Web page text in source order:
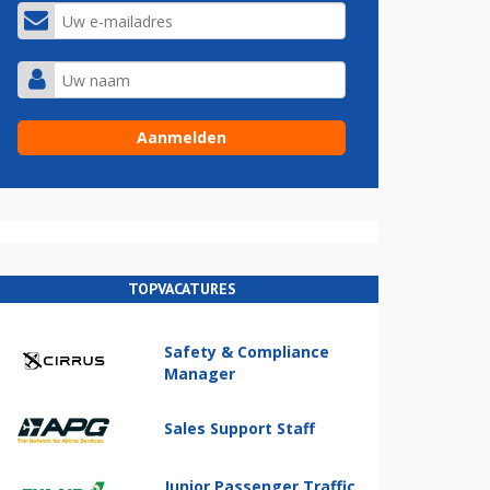
TOPVACATURES
Safety & Compliance
Manager
Sales Support Staff